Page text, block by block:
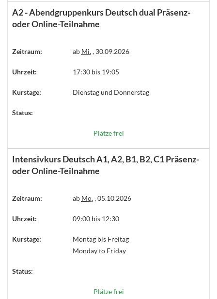
A2 - Abendgruppenkurs Deutsch dual Präsenz-
oder Online-Teilnahme
Zeitraum: ab Mi., 30.09.2026
Uhrzeit: 17:30 bis 19:05
Kurstage: Dienstag und Donnerstag
Status:
Plätze frei
Intensivkurs Deutsch A1, A2, B1, B2, C1 Präsenz-
oder Online-Teilnahme
Zeitraum: ab Mo., 05.10.2026
Uhrzeit: 09:00 bis 12:30
Kurstage:
Montag bis Freitag
Monday to Friday
Status:
Plätze frei